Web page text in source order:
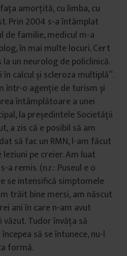
amorțită, cu limba, cu
Prin 2004 s-a întâmplat
de familie, medicul m-a
în mai multe locuri. Cert
un neurolog de policlinică.
calcul și scleroza multiplă”.
într-o agenție de turism și
întâmplătoare a unei
la președintele Societății
a zis că e posibil să am
să fac un RMN, l-am făcut
pe creier. Am luat
a remis. (n.r.: Puseul e o
se intensifică simptomele
trăit bine mersi, am născut
ani în care n-am avut
Tudor învăța să
să se întunece, nu-l
formă.